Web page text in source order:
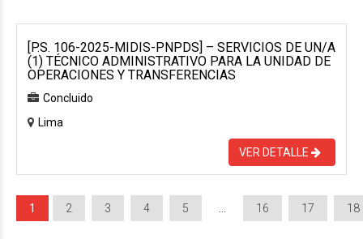
[P.S. 106-2025-MIDIS-PNPDS] – SERVICIOS DE UN/A
(1) TÉCNICO ADMINISTRATIVO PARA LA UNIDAD DE
OPERACIONES Y TRANSFERENCIAS
Concluido
Lima
VER DETALLE
1 2 3 4 5 16 17 18